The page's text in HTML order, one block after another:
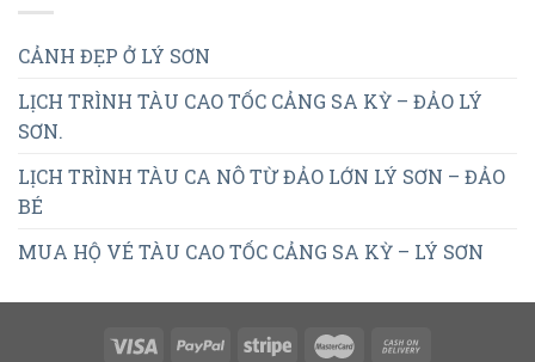
CẢNH ĐẸP Ở LÝ SƠN
LỊCH TRÌNH TÀU CAO TỐC CẢNG SA KỲ – ĐẢO LÝ
SƠN.
LỊCH TRÌNH TÀU CA NÔ TỪ ĐẢO LỚN LÝ SƠN – ĐẢO
BÉ
MUA HỘ VÉ TÀU CAO TỐC CẢNG SA KỲ – LÝ SƠN